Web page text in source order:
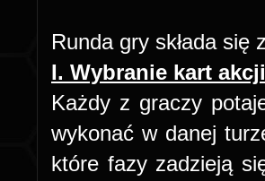
Runda gry składa się
I. Wybranie kart akcji
Każdy z graczy
wykonać w danej
które fazy zadzieją